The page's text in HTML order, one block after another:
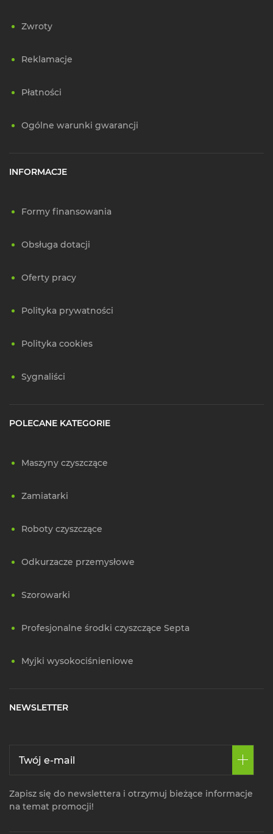
Zwroty
Reklamacje
Płatności
Ogólne warunki gwarancji
INFORMACJE
Formy finansowania
Obsługa dotacji
Oferty pracy
Polityka prywatności
Polityka cookies
Sygnaliści
POLECANE KATEGORIE
Maszyny czyszczące
Zamiatarki
Roboty czyszczące
Odkurzacze przemysłowe
Szorowarki
Profesjonalne środki czyszczące Septa
Myjki wysokociśnieniowe
NEWSLETTER
Zapisz się do newslettera i otrzymuj bieżące informacje
na temat promocji!